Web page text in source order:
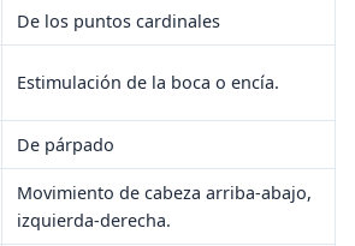
De los puntos cardinales
Estimulación de la boca o encía.
De párpado
Movimiento de cabeza arriba-abajo,
izquierda-derecha.